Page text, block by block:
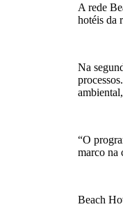
A rede
hotéis da
Na
“O
marco na
Beach